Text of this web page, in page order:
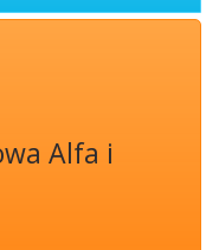
Alfa i